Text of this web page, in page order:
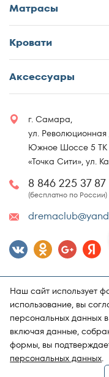
Матрасы
Кровати
Аксессуары
г. Самара,
ул. Революционная
Южное Шоссе 5
«Точка Сити», ул.
8 846 225 37 87
(бесплатно по России)
Магазин матрасов
Карта сайта
Наш сайт использует
использование, вы
персональных данных
включая данные,
формы, вы
персональных данных.